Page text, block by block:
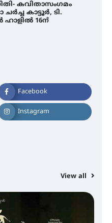
കവിതാസംഗമം
ചർച്ച കാട്ടൂർ, ടി.
16ന്
Facebook
Instagram
View all
കോളജ്
അസോസിയേഷന്